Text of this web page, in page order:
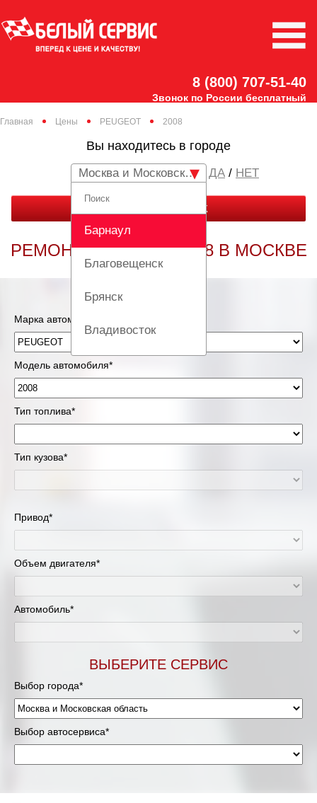
8 (800) 707-51-40
Звонок по России бесплатный
Главная Цены PEUGEOT 2008
Вы находитесь в городе
Москва и Московская область
Барнаул
Благовещенск
Брянск
Владивосток
Вологда
Екатеринбург
Красноярск
Липецк
Москва и Московская область
Мурманск
Нижневартовск
Нижний Новгород
Новосибирск
/ НЕТ
ЗАКАЗАТЬ ЗВОНОК
РЕМОНТ PEUGEOT 2008 В МОСКВЕ
Марка автомобиля*
Модель автомобиля*
Тип топлива*
Тип кузова*
Привод*
Объем двигателя*
Автомобиль*
ВЫБЕРИТЕ СЕРВИС
Выбор города*
Выбор автосервиса*